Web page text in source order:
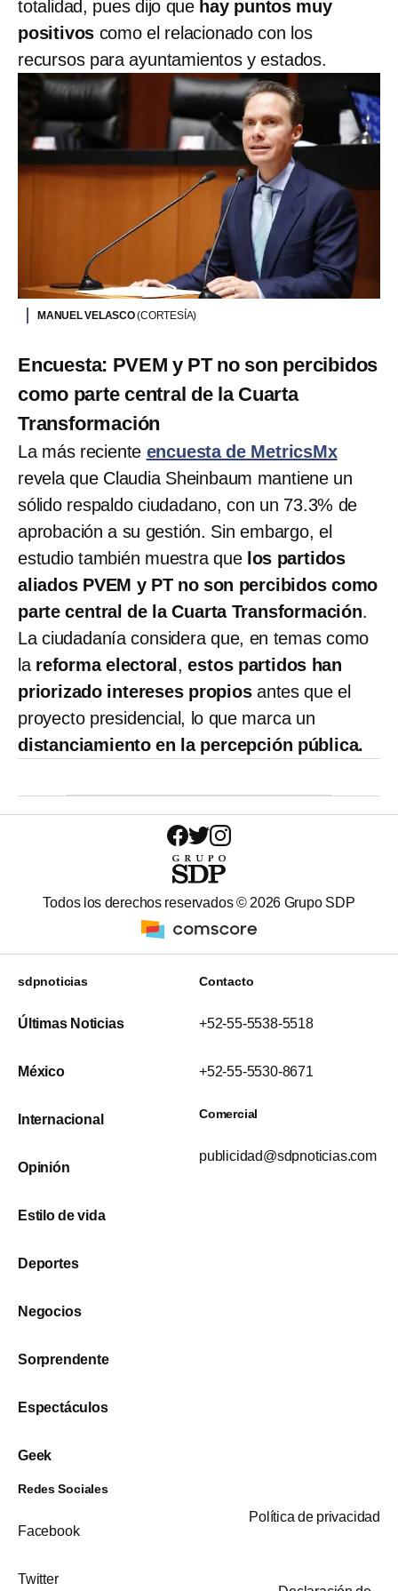
totalidad, pues dijo que hay puntos muy
positivos como el relacionado con los
recursos para ayuntamientos y estados.
MANUEL VELASCO(CORTESÍA)
Encuesta: PVEM y PT no son percibidos
como parte central de la Cuarta
Transformación
La más reciente encuesta de MetricsMx
revela que Claudia Sheinbaum mantiene un
sólido respaldo ciudadano, con un 73.3% de
aprobación a su gestión. Sin embargo, el
estudio también muestra que los partidos
aliados PVEM y PT no son percibidos como
parte central de la Cuarta Transformación.
La ciudadanía considera que, en temas como
la reforma electoral ,estos partidos han
priorizado intereses propiosantes que el
proyecto presidencial, lo que marca un
distanciamiento en la percepción pública.
Todos los derechos reservados © 2026 Grupo SDP
sdpnoticias
Últimas Noticias
México
Internacional
Opinión
Estilo de vida
Deportes
Negocios
Sorprendente
Espectáculos
Geek
Contacto
+52-55-5538-5518
+52-55-5530-8671
Comercial
publicidad@sdpnoticias.com
Redes Sociales
Facebook
Twitter
Política de privacidad